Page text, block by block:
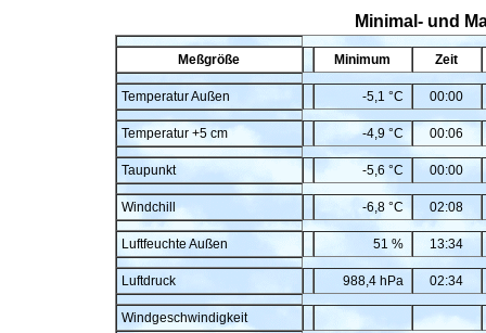
Minimal- und
Meßgröße Minimum Zeit
Temperatur Außen -5,1 °C 00:00
Temperatur +5 cm -4,9 °C 00:06
Taupunkt -5,6 °C 00:00
Windchill -6,8 °C 02:08
Luftfeuchte Außen 51 % 13:34
Luftdruck 988,4 hPa 02:34
Windgeschwindigkeit